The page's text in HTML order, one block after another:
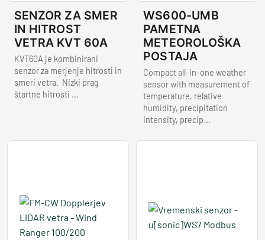
SENZOR ZA SMER
IN HITROST
VETRA KVT 60A
KVT60A je kombinirani
senzor za merjenje hitrosti in
smeri vetra. Nizki prag
štartne hitrosti ...
WS600-UMB
PAMETNA
METEOROLOŠKA
POSTAJA
Compact all-in-one weather
sensor with measurement of
temperature, relative
humidity, precipitation
intensity, precip...